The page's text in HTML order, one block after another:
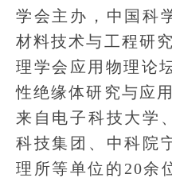
学会主办，中国科
材料技术与工程研
理学会应用物理论
性绝缘体研究与应
来自电子科技大学
科技集团、中科院
理所等单位的20余